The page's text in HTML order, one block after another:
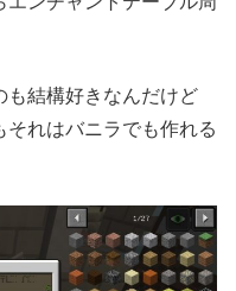
も結構好きなんだけど
れはバニラでも作れる